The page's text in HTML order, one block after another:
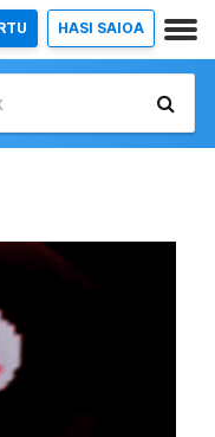
HASI SAIOA